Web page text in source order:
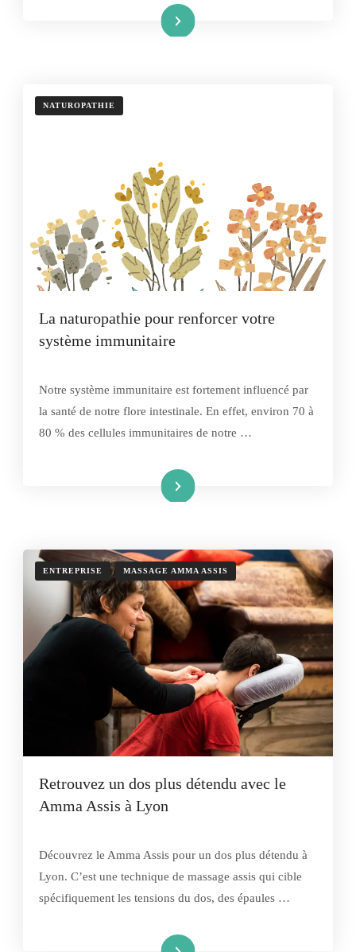
Lire la suite
NATUROPATHIE
La naturopathie pour renforcer votre
système immunitaire
Notre système immunitaire est fortement influencé par
la santé de notre flore intestinale. En effet, environ 70 à
80 % des cellules immunitaires de notre …
Lire la suite
ENTREPRISE MASSAGE AMMA ASSIS
Retrouvez un dos plus détendu avec le
Amma Assis à Lyon
Découvrez le Amma Assis pour un dos plus détendu à
Lyon. C’est une technique de massage assis qui cible
spécifiquement les tensions du dos, des épaules …
Lire la suite